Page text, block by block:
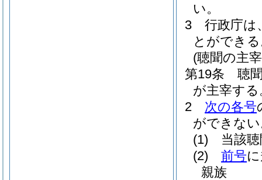
い。
3
行政庁は
とができ
(聴聞の主
第19条
聴
が主宰する
2
次の各号
ができな
(1)
当該
(2)
前号
親族